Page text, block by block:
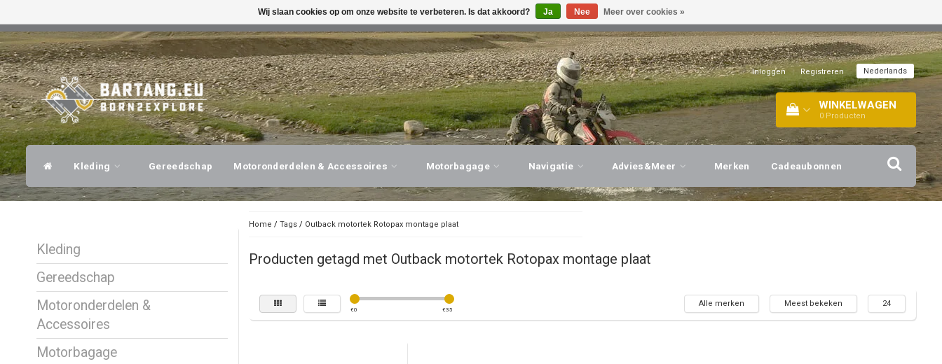
DESKUNDIG ADVIES, PERSOONLIJKE SERVICE! BEZOEK ONZE WINKEL!
Inloggen | Registreren Nederlands
WINKELWAGEN
0 Producten
Kleding Gereedschap Motoronderdelen & Accessoires Motorbagage Navigatie Advies&Meer Merken Cadeaubonnen
Kleding
Gereedschap
Motoronderdelen &
Accessoires
Motorbagage
Home / Tags/ Outback motortek Rotopax montage plaat
Producten getagd met Outback motortek Rotopax montage plaat
€0 €35
Alle merken Meest bekeken 24
Wij slaan cookies op om onze website te verbeteren. Is dat akkoord? Ja Nee Meer over cookies »